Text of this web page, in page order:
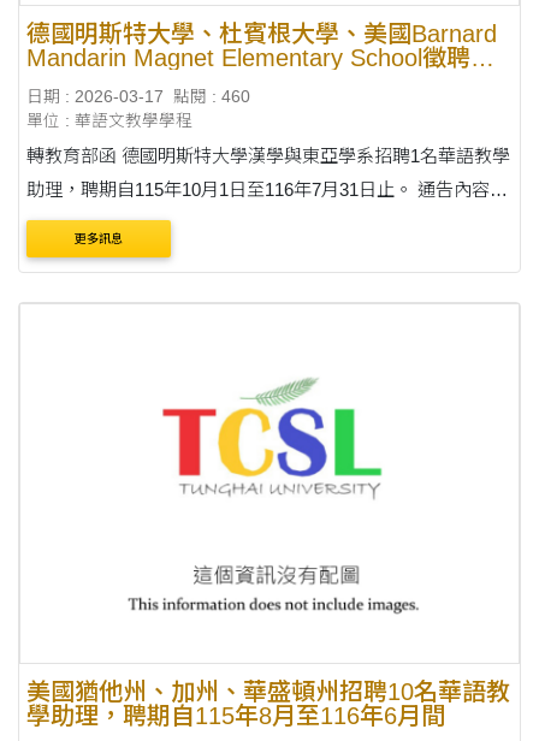
德國明斯特大學、杜賓根大學、美國Barnard
Mandarin Magnet Elementary School徵聘華
日期 : 2026-03-17
點閱 : 460
單位 : 華語文教學學程
轉教育部函 德國明斯特大學漢學與東亞學系招聘1名華語教學
助理，聘期自115年10月1日至116年7月31日止。 通告內容刊
載於臺灣華語教育資源中心（網址：
https://lmit.edu.tw/sc/world_detail_edu/1311） 收件截止日：
更多訊息
美國猶他州、加州、華盛頓州招聘10名華語教
學助理，聘期自115年8月至116年6月間